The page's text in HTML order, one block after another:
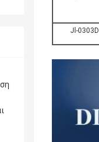
Jl-0303D